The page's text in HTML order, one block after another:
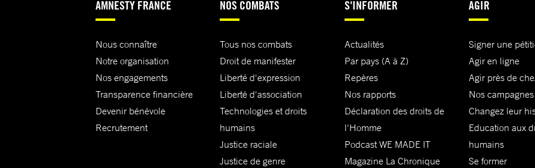
AMNESTY FRANCE
Nous connaître
Notre organisation
Nos engagements
Transparence financière
Devenir bénévole
Recrutement
NOS COMBATS
Tous nos combats
Droit de manifester
Liberté d'expression
Liberté d'association
Technologies et droits
humains
Justice raciale
Justice de genre
S'INFORMER
Actualités
Par pays (A à Z)
Repères
Nos rapports
Déclaration des droits de
l'Homme
Podcast WE MADE IT
Magazine La Chronique
AGIR
Signer une
Agir en ligne
Agir près de
Nos campagnes
Changez leur
Education aux
humains
Se former